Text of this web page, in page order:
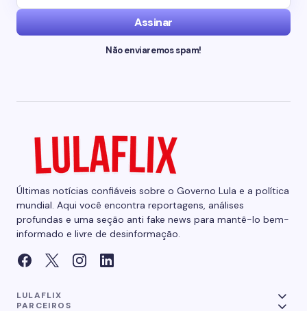
Assinar
Não enviaremos spam!
Últimas notícias confiáveis sobre o Governo Lula e a política
mundial. Aqui você encontra reportagens, análises
profundas e uma seção anti fake news para mantê-lo bem-
informado e livre de desinformação.
LULAFLIX
PARCEIROS